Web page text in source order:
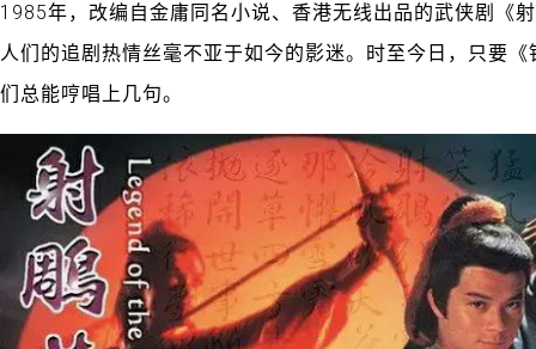
1985年，改编自金庸同名小说、香港无线出品的武侠剧《
人们的追剧热情丝毫不亚于如今的影迷。时至今日，只要
们总能哼唱上几句。